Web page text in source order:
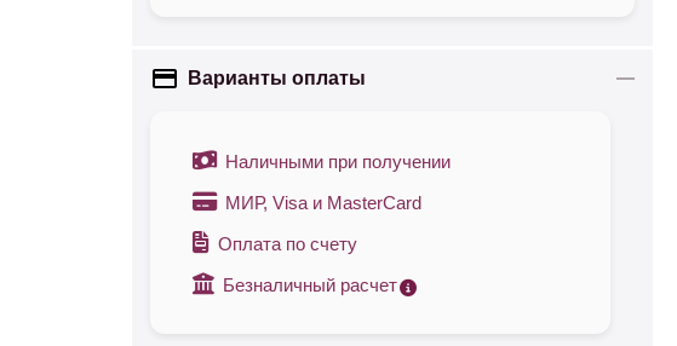
Варианты оплаты
Наличными при получении
МИР, Visa и MasterCard
Оплата по счету
Безналичный расчет